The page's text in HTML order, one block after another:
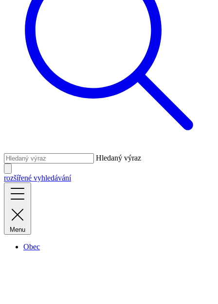
Hledaný výraz
rozšířené vyhledávání
Menu
Obec